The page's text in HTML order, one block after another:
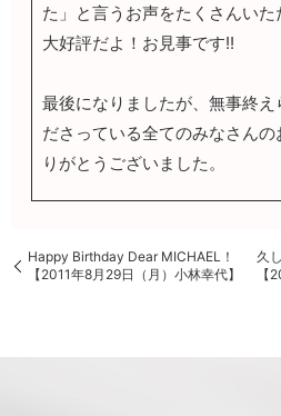
た」と言うお声をたくさんいた
大好評だよ！お見事です!!
最後になりましたが、無事終え
ださっている全てのみなさん
りがとうございました。
Happy Birthday Dear MICHAEL！
【2011年8月29日（月）小林幸代】
久
【